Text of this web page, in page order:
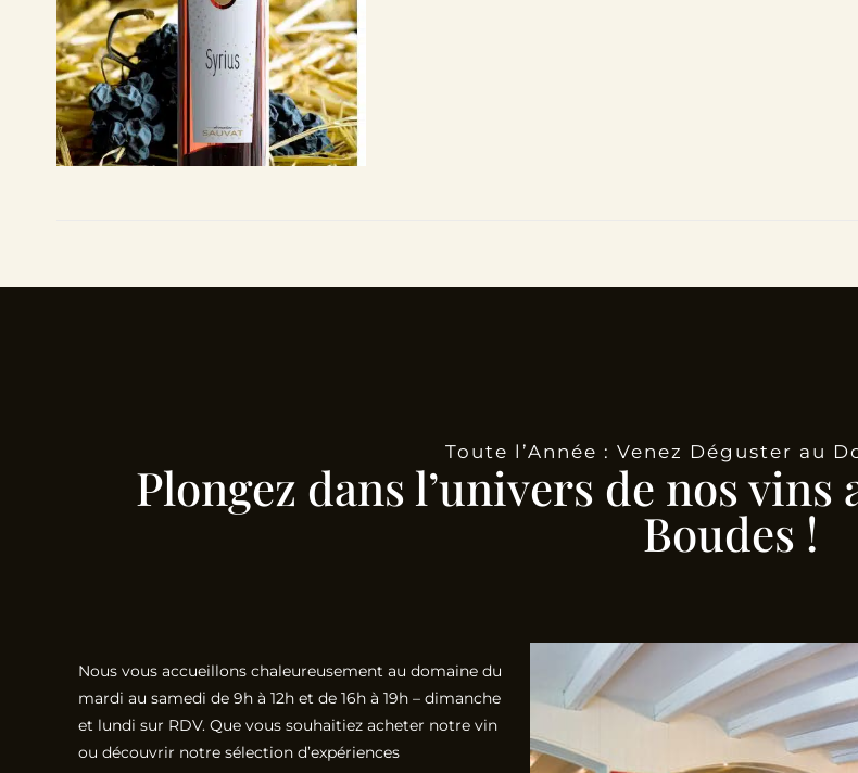
Toute l’Année : Venez Déguster au
Plongez dans l’univers de nos
Boudes !
Nous vous accueillons chaleureusement au domaine du
mardi au samedi de 9h à 12h et de 16h à 19h – dimanche
et lundi sur RDV. Que vous souhaitiez acheter notre vin
ou découvrir notre sélection d’expériences